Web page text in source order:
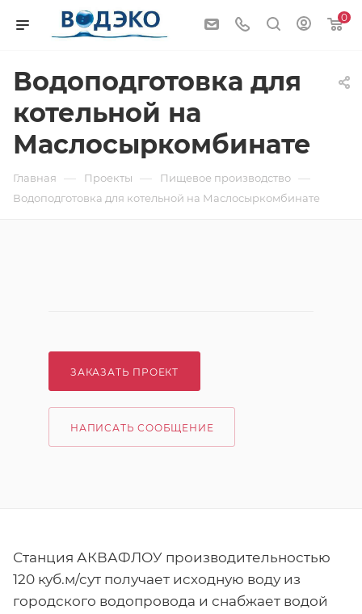
0
Водоподготовка для
котельной на
Маслосыркомбинате
Главная — Проекты — Пищевое производство —
Водоподготовка для котельной на Маслосыркомбинате
ЗАКАЗАТЬ ПРОЕКТ
НАПИСАТЬ СООБЩЕНИЕ
Станция АКВАФЛОУ производительностью
120 куб.м/сут получает исходную воду из
городского водопровода и снабжает водой